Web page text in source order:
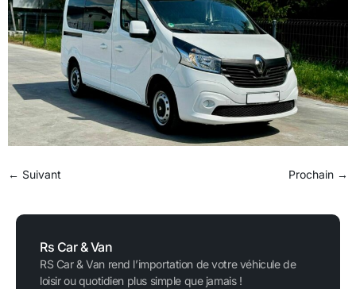
← Suivant Prochain →
Rs Car & Van
RS Car & Van rend l’importation de votre véhicule de
loisir ou quotidien plus simple que jamais !